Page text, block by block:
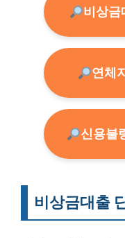
비상금
연체
신용불
비상금대출